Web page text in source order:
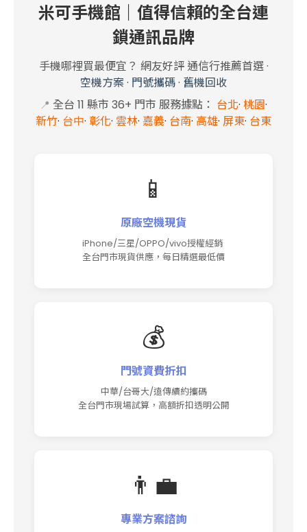
米可手機館｜值得信賴的全台連
鎖通訊品牌
手機哪裡買最便宜？ 網友好評 通信行推薦首選·
空機方案· 門號攜碼· 舊機回收
📍 全台 11 縣市 36+ 門市 服務據點： 台北· 桃園·
新竹· 台中· 彰化· 雲林· 嘉義· 台南· 高雄· 屏東· 台東
📱
原廠空機現貨
iPhone/三星/OPPO/vivo授權經銷
全台門市現貨供應，每日精選最低價
💰
門號資費折扣
中華/台哥大/遠傳續約攜碼
全台門市現場試算，高額折扣透明公開
👨‍💼
專業方案諮詢